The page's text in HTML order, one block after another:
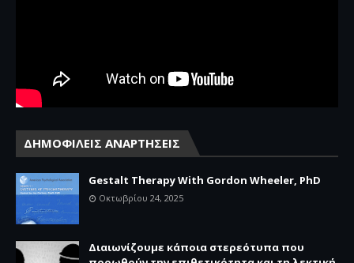
ΔΗΜΟΦΙΛΕΙΣ ΑΝΑΡΤΗΣΕΙΣ
Gestalt Therapy With Gordon Wheeler, PhD
Οκτωβρίου 24, 2025
Διαιωνίζουμε κάποια στερεότυπα που